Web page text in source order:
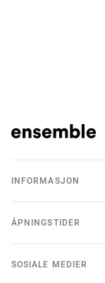
INFORMASJON
ÅPNINGSTIDER
SOSIALE MEDIER